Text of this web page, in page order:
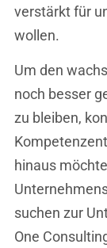
verstärkt für
wollen.
Um den
noch besser
zu bleiben,
hinaus
suchen zur
One